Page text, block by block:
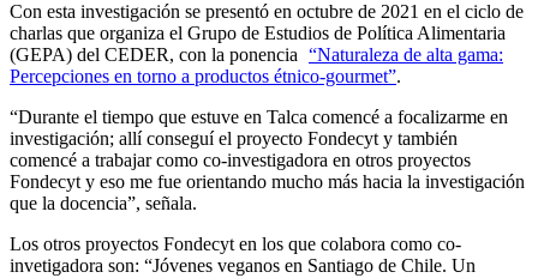
Con esta investigación se presentó en octubre de 2021 en el ciclo de
charlas que organiza el Grupo de Estudios de Política Alimentaria
(GEPA) del CEDER, con la ponencia “Naturaleza de alta gama:
Percepciones en torno a productos étnico-gourmet”.
“Durante el tiempo que estuve en Talca comencé a focalizarme en
investigación; allí conseguí el proyecto Fondecyt y también
comencé a trabajar como co-investigadora en otros proyectos
Fondecyt y eso me fue orientando mucho más hacia la investigación
que la docencia”, señala.
Los otros proyectos Fondecyt en los que colabora como co-
invetigadora son: “Jóvenes veganos en Santiago de Chile. Un